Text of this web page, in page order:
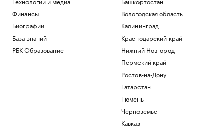
Финансы
Биографии
База знаний
РБК Образование
Вологодская область
Калининград
Краснодарский край
Нижний Новгород
Пермский край
Ростов-на-Дону
Татарстан
Тюмень
Черноземье
Кавказ